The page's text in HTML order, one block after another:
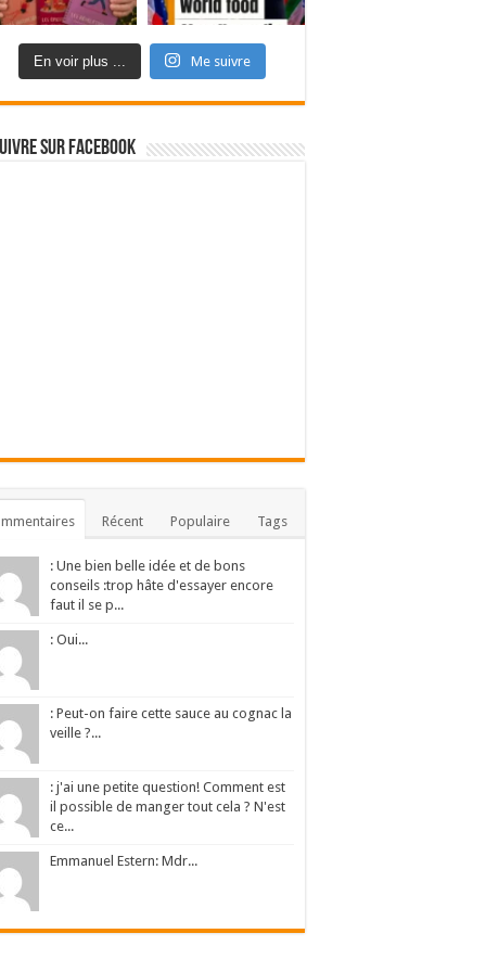
En voir plus ... Me suivre
sur Facebook
Récent Populaire Tags
: Une bien belle idée et de bons
conseils :trop hâte d'essayer encore
faut il se p...
: Oui...
: Peut-on faire cette sauce au cognac la
veille ?...
: j'ai une petite question! Comment est
il possible de manger tout cela ? N'est
ce...
Emmanuel Estern: Mdr...